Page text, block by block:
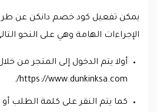
يمكن تفعيل كود خصم دانكن عن
الإجراءات الهامة وهي على النحو
أولا يتم الدخول إلى المتجر من
https://www.dunkinksa.com/.
كما يتم النقر على كلمة الطلب